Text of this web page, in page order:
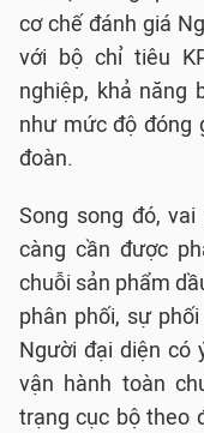
cơ chế đánh giá
với bộ chỉ tiêu
nghiệp, khả năng
như mức độ đóng
đoàn.
Song song đó,
càng cần được
chuỗi sản phẩm
phân phối, sự
Người đại diện có
vận hành toàn
trạng cục bộ theo